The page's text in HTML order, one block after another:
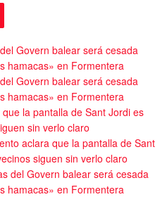
Govern balear será cesada
hamacas» en Formentera
Govern balear será cesada
hamacas» en Formentera
la pantalla de Sant Jordi es
sin verlo claro
aclara que la pantalla de Sant
siguen sin verlo claro
del Govern balear será cesada
hamacas» en Formentera